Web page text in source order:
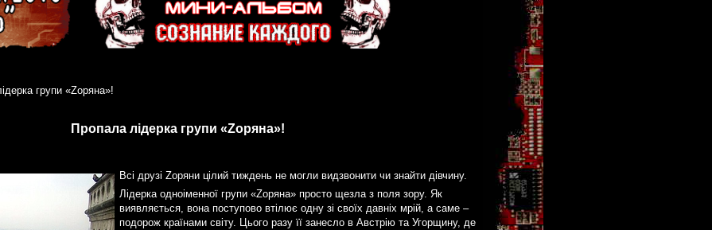
групи «Zоряна»!
Пропала лідерка групи «Zоряна»!
Всі друзі Zоряни цілий тиждень не могли видзвонити чи знайти дівчину.
Лідерка одноіменної групи «Zоряна» просто щезла з поля зору. Як
виявляється, вона поступово втілює одну зі своїх давніх мрій, а саме –
подорож країнами світу. Цього разу її занесло в Австрію та Угорщину, де